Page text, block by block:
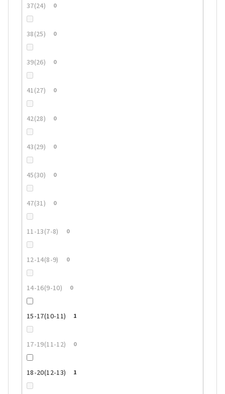
37(24) 0
38(25) 0
39(26) 0
41(27) 0
42(28) 0
43(29) 0
45(30) 0
47(31) 0
11-13(7-8) 0
12-14(8-9) 0
14-16(9-10) 0
15-17(10-11) 1
17-19(11-12) 0
18-20(12-13) 1